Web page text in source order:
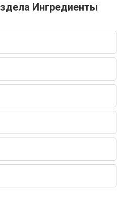
Ингредиенты